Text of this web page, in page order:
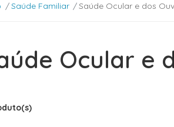
Saúde Familiar Saúde Ocular e dos
Ocular e